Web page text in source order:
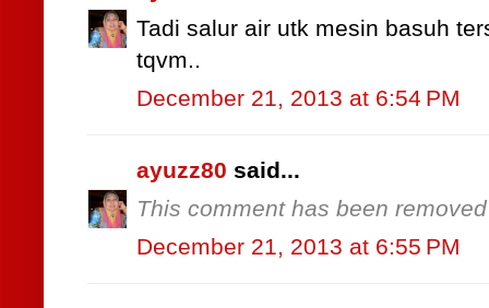
Tadi salur air utk mesin basuh
tqvm..
December 21, 2013 at 6:54 PM
ayuzz80 said...
This comment has been
December 21, 2013 at 6:55 PM